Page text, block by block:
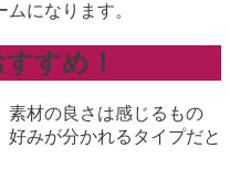
になります。
すめ！
素材の良さは感じるもの
みが分かれるタイプだと